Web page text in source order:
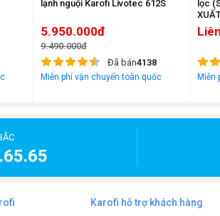
lạnh nguội Karofi Livotec 612S
5.950.000đ
9.490.000đ
Đã bán4138
Miễn phí vận chuyển toàn quốc
lọc
Miễn
Karofi hỗ trợ khách hàng